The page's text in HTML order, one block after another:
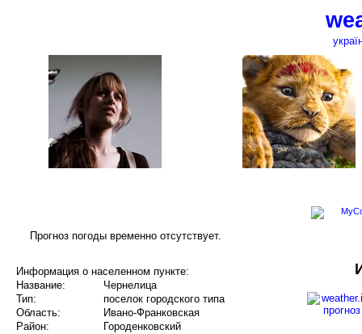
Прогноз погоды временно отсутствует.
Информация о населенном пункте:
Название:
Чернелица
Тип:
поселок городского типа
Область:
Ивано-Франковская
Район:
Городенковский